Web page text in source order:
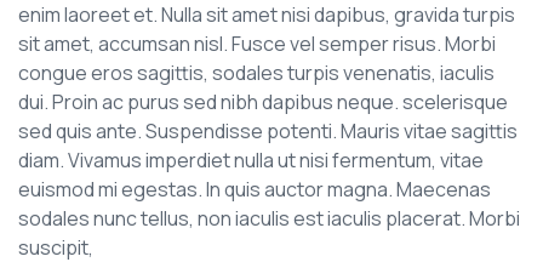
enim laoreet et. Nulla sit amet nisi dapibus, gravida turpis
sit amet, accumsan nisl. Fusce vel semper risus. Morbi
congue eros sagittis, sodales turpis venenatis, iaculis
dui. Proin ac purus sed nibh dapibus neque. scelerisque
sed quis ante. Suspendisse potenti. Mauris vitae sagittis
diam. Vivamus imperdiet nulla ut nisi fermentum, vitae
euismod mi egestas. In quis auctor magna. Maecenas
sodales nunc tellus, non iaculis est iaculis placerat. Morbi
suscipit,